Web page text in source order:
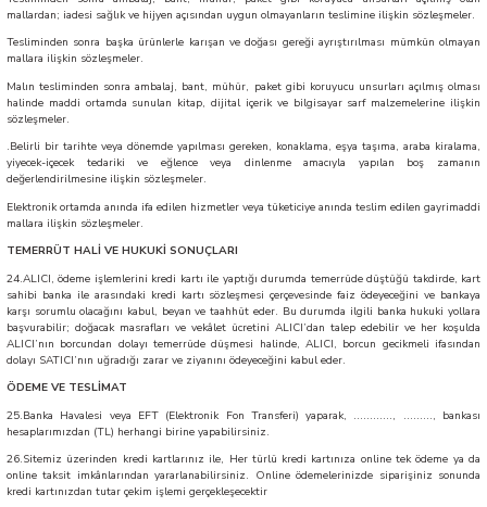
mallardan; iadesi sağlık ve hijyen açısından uygun olmayanların teslimine ilişkin sözleşmeler.
Tesliminden sonra başka ürünlerle karışan ve doğası gereği ayrıştırılması mümkün olmayan
mallara ilişkin sözleşmeler.
Malın tesliminden sonra ambalaj, bant, mühür, paket gibi koruyucu unsurları açılmış olması
halinde maddi ortamda sunulan kitap, dijital içerik ve bilgisayar sarf malzemelerine ilişkin
sözleşmeler.
.Belirli bir tarihte veya dönemde yapılması gereken, konaklama, eşya taşıma, araba kiralama,
yiyecek-içecek tedariki ve eğlence veya dinlenme amacıyla yapılan boş zamanın
değerlendirilmesine ilişkin sözleşmeler.
Elektronik ortamda anında ifa edilen hizmetler veya tüketiciye anında teslim edilen gayrimaddi
mallara ilişkin sözleşmeler.
TEMERRÜT HALİ VE HUKUKİ SONUÇLARI
24.ALICI, ödeme işlemlerini kredi kartı ile yaptığı durumda temerrüde düştüğü takdirde, kart
sahibi banka ile arasındaki kredi kartı sözleşmesi çerçevesinde faiz ödeyeceğini ve bankaya
karşı sorumlu olacağını kabul, beyan ve taahhüt eder. Bu durumda ilgili banka hukuki yollara
başvurabilir; doğacak masrafları ve vekâlet ücretini ALICI’dan talep edebilir ve her koşulda
ALICI’nın borcundan dolayı temerrüde düşmesi halinde, ALICI, borcun gecikmeli ifasından
dolayı SATICI’nın uğradığı zarar ve ziyanını ödeyeceğini kabul eder.
ÖDEME VE TESLİMAT
25.Banka Havalesi veya EFT (Elektronik Fon Transferi) yaparak, ............, ........., bankası
hesaplarımızdan (TL) herhangi birine yapabilirsiniz.
26.Sitemiz üzerinden kredi kartlarınız ile, Her türlü kredi kartınıza online tek ödeme ya da
online taksit imkânlarından yararlanabilirsiniz. Online ödemelerinizde siparişiniz sonunda
kredi kartınızdan tutar çekim işlemi gerçekleşecektir